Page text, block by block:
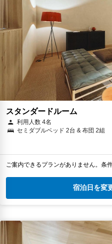
スタンダードルーム
利用人数 4名
セミダブルベッド 2台 & 布団 2組
ご案内できるプランがありません。条
宿泊日を変